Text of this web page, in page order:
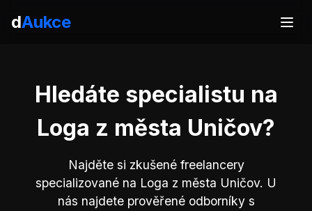
dAukce
Hledáte specialistu na
Loga z města Uničov?
Najděte si zkušené freelancery
specializované na Loga z města Uničov. U
nás najdete prověřené odborníky s